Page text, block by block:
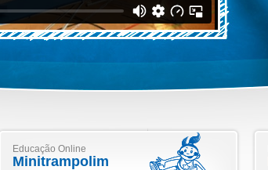
Educação Online
Minitrampolim